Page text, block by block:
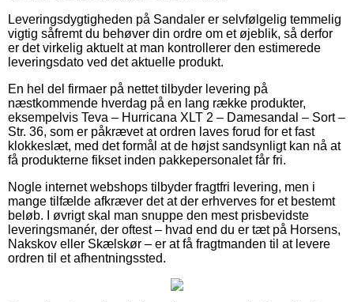
Leveringsdygtigheden på Sandaler er selvfølgelig temmelig
vigtig såfremt du behøver din ordre om et øjeblik, så derfor
er det virkelig aktuelt at man kontrollerer den estimerede
leveringsdato ved det aktuelle produkt.
En hel del firmaer på nettet tilbyder levering på
næstkommende hverdag på en lang række produkter,
eksempelvis Teva – Hurricana XLT 2 – Damesandal – Sort –
Str. 36, som er påkrævet at ordren laves forud for et fast
klokkeslæt, med det formål at de højst sandsynligt kan nå at
få produkterne fikset inden pakkepersonalet får fri.
Nogle internet webshops tilbyder fragtfri levering, men i
mange tilfælde afkræver det at der erhverves for et bestemt
beløb. I øvrigt skal man snuppe den mest prisbevidste
leveringsmanér, der oftest – hvad end du er tæt på Horsens,
Nakskov eller Skælskør – er at få fragtmanden til at levere
ordren til et afhentningssted.